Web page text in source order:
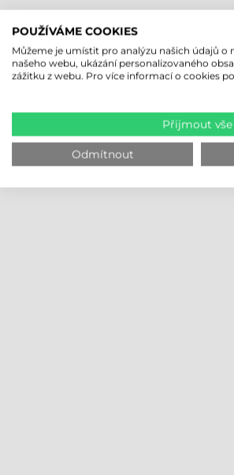
POUŽÍVÁME COOKIES
Můžeme je umístit pro analýzu našich údajů o
našeho webu, ukázání personalizovaného
zážitku z webu. Pro více informací o cookies
Přijmout vše
Odmítnout